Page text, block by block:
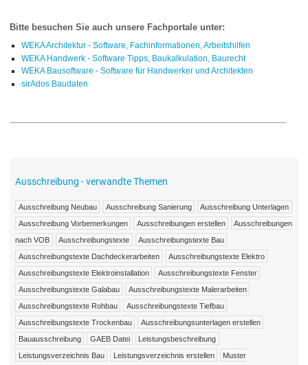
Bitte besuchen Sie auch unsere Fachportale unter:
WEKA Architektur - Software, Fachinformationen, Arbeitshilfen
WEKA Handwerk - Software Tipps, Baukalkulation, Baurecht
WEKA Bausoftware - Software für Handwerker und Architekten
sirAdos Baudaten
Ausschreibung - verwandte Themen
Ausschreibung Neubau Ausschreibung Sanierung
Ausschreibung Unterlagen
Ausschreibung Vorbemerkungen
Ausschreibungen erstellen
Ausschreibungen
nach VOB
Ausschreibungstexte
Ausschreibungstexte Bau
Ausschreibungstexte Dachdeckerarbeiten
Ausschreibungstexte Elektro
Ausschreibungstexte Elektroinstallation
Ausschreibungstexte Fenster
Ausschreibungstexte Galabau
Ausschreibungstexte Malerarbeiten
Ausschreibungstexte Rohbau
Ausschreibungstexte Tiefbau
Ausschreibungstexte Trockenbau
Ausschreibungsunterlagen erstellen
Bauausschreibung
GAEB Datei
Leistungsbeschreibung
Leistungsverzeichnis Bau
Leistungsverzeichnis erstellen
Muster